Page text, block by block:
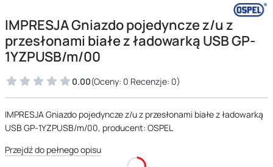
IMPRESJA Gniazdo pojedyncze z/u z
przesłonami białe z ładowarką USB GP-
1YZPUSB/m/00
0.00(Oceny: 0 Recenzje: 0)
IMPRESJA Gniazdo pojedyncze z/u z przesłonami białe z ładowarką
USB GP-1YZPUSB/m/00, producent: OSPEL
Przejdź do pełnego opisu